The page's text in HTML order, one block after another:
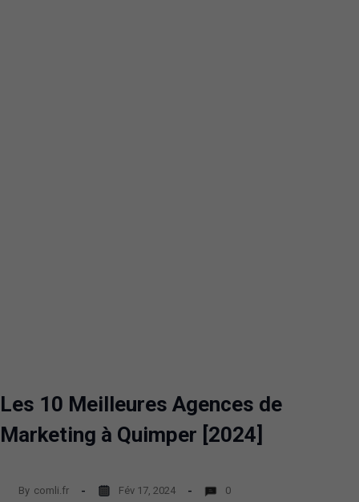
Les 10 Meilleures Agences de
Marketing à Quimper [2024]
By comli.fr Fév 17, 2024 0